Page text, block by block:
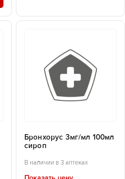
Бронхорус 3мг/мл 100мл
сироп
В наличии в 3 аптеках